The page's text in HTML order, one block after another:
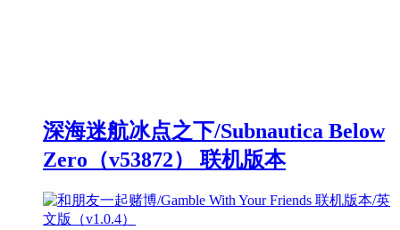
深海迷航冰点之下/Subnautica Below
Zero（v53872） 联机版本